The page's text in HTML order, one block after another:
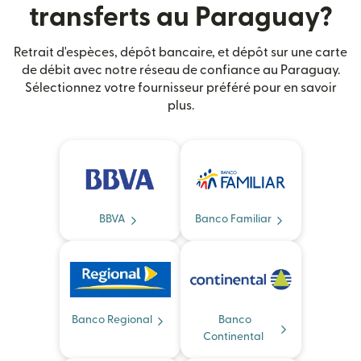
transferts au Paraguay?
Retrait d'espèces, dépôt bancaire, et dépôt sur une carte
de débit avec notre réseau de confiance au Paraguay.
Sélectionnez votre fournisseur préféré pour en savoir
plus.
BBVA Banco Familiar
Banco Regional
Banco
Continental